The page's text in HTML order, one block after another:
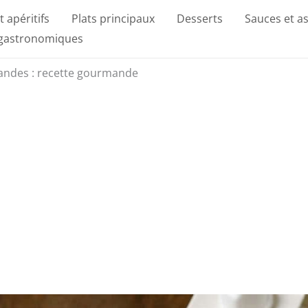
apéritifs Plats principaux Desserts Sauces et
: recette gourmande